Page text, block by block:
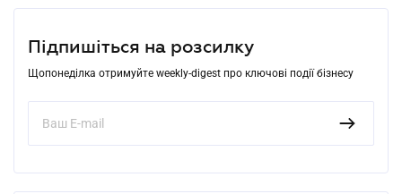
Підпишіться на розсилку
Щопонеділка отримуйте weekly-digest про ключові події бізнесу